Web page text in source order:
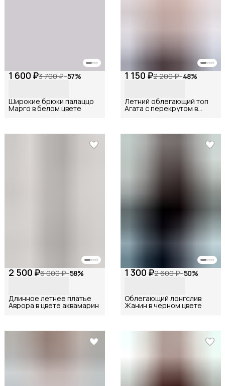
1 600 ₽3 700 ₽−57%
Широкие брюки палаццо
Марго в белом цвете
1 150 ₽2 200 ₽−48%
Летний облегающий топ
Агата с перекрутом в
белом цвете
2 500 ₽6 000 ₽−58%
Длинное летнее платье
Аврора в цвете аквамарин
1 300 ₽2 600 ₽−50%
Облегающий лонгслив
Жанин в черном цвете